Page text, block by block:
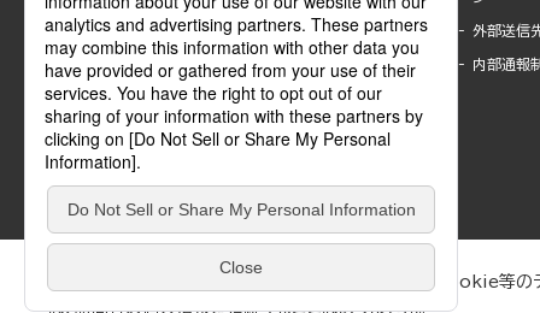
青年・一般
グラビア・写真
モーター誌
SPECIAL
Sublicense
公式SNSアカウ
ント
作家一覧
Keyword list
Author list
外部送信
内部通報
ぶんか社が運営するサイトでは、利便性向上のためにCookie等
は、訪問者の個人情報を追跡することはありません。